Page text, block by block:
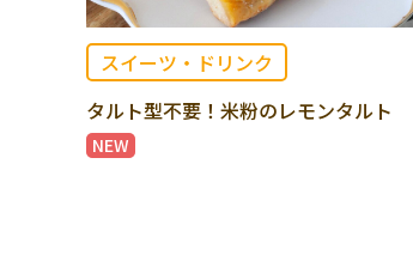
スイーツ・ドリンク
タルト型不要！米粉のレモンタルト
NEW